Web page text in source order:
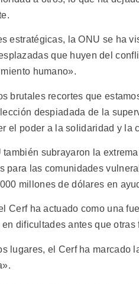
estratégicas, la ONU se ha
que huyen del
humano».
brutales recortes que
despiadada de la
el poder a la solidaridad y la
subrayaron la
para las comunidades
millones de dólares en
Cerf ha actuado como una
dificultades antes que
lugares, el Cerf ha marcado